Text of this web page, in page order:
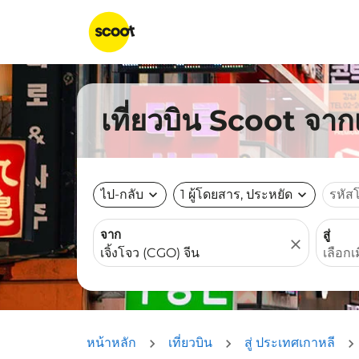
เที่ยวบิน Scoot จาก
ไป-กลับ expand_more 1 ผู้โดยสาร, ประหยัด expand_more รหัส
จาก
close
สู่
หน้าหลัก เที่ยวบิน สู่ ประเทศเกาหลี